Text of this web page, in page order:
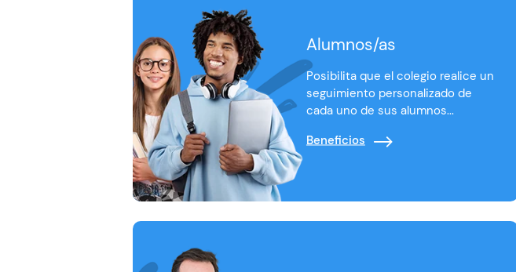
Alumnos/as
Posibilita que el colegio realice un
seguimiento personalizado de
cada uno de sus alumnos...
Beneficios